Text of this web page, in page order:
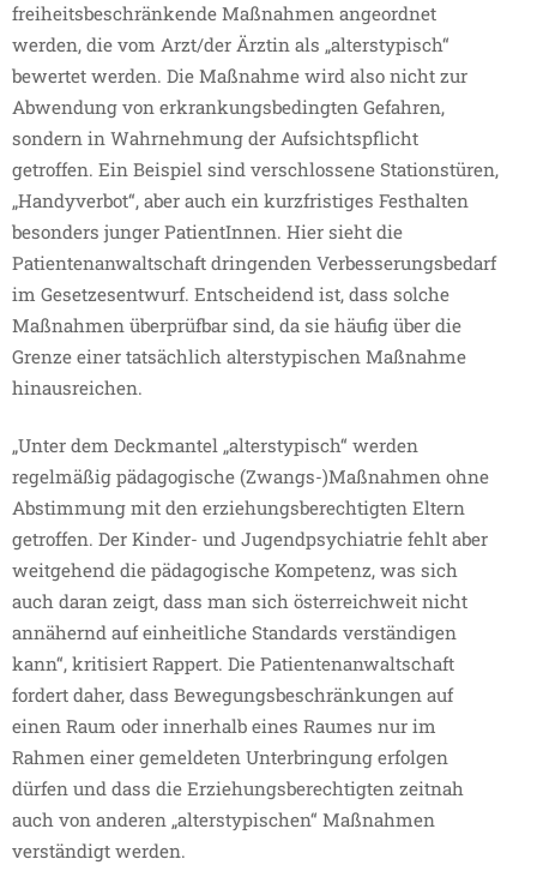
freiheitsbeschränkende Maßnahmen angeordnet
werden, die vom Arzt/der Ärztin als „alterstypisch“
bewertet werden. Die Maßnahme wird also nicht zur
Abwendung von erkrankungsbedingten Gefahren,
sondern in Wahrnehmung der Aufsichtspflicht
getroffen. Ein Beispiel sind verschlossene Stationstüren,
„Handyverbot“, aber auch ein kurzfristiges Festhalten
besonders junger PatientInnen. Hier sieht die
Patientenanwaltschaft dringenden Verbesserungsbedarf
im Gesetzesentwurf. Entscheidend ist, dass solche
Maßnahmen überprüfbar sind, da sie häufig über die
Grenze einer tatsächlich alterstypischen Maßnahme
hinausreichen.
„Unter dem Deckmantel „alterstypisch“ werden
regelmäßig pädagogische (Zwangs-)Maßnahmen ohne
Abstimmung mit den erziehungsberechtigten Eltern
getroffen. Der Kinder- und Jugendpsychiatrie fehlt aber
weitgehend die pädagogische Kompetenz, was sich
auch daran zeigt, dass man sich österreichweit nicht
annähernd auf einheitliche Standards verständigen
kann“, kritisiert Rappert. Die Patientenanwaltschaft
fordert daher, dass Bewegungsbeschränkungen auf
einen Raum oder innerhalb eines Raumes nur im
Rahmen einer gemeldeten Unterbringung erfolgen
dürfen und dass die Erziehungsberechtigten zeitnah
auch von anderen „alterstypischen“ Maßnahmen
verständigt werden.